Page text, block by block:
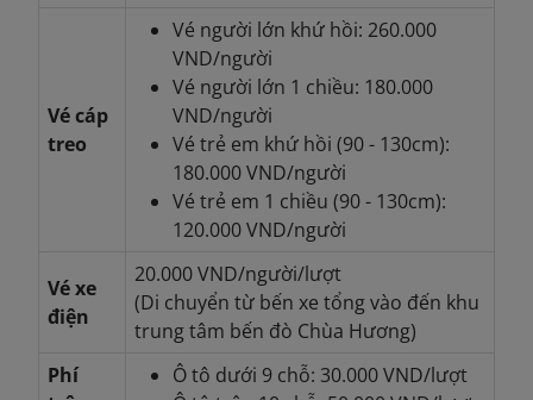
Vé cáp
treo
Vé người lớn khứ hồi: 260.000
VND/người
Vé người lớn 1 chiều: 180.000
VND/người
Vé trẻ em khứ hồi (90 - 130cm):
180.000 VND/người
Vé trẻ em 1 chiều (90 - 130cm):
120.000 VND/người
Vé xe
điện
20.000 VND/người/lượt
(Di chuyển từ bến xe tổng vào đến khu
trung tâm bến đò Chùa Hương)
Phí
Ô tô dưới 9 chỗ: 30.000 VND/lượt